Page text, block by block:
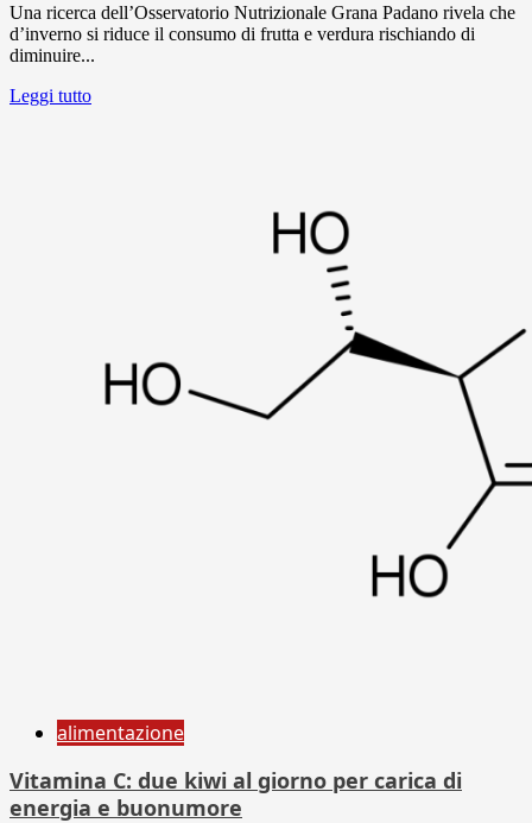
Una ricerca dell’Osservatorio Nutrizionale Grana Padano rivela che
d’inverno si riduce il consumo di frutta e verdura rischiando di
diminuire...
Leggi tutto
alimentazione
Vitamina C: due kiwi al giorno per carica di
energia e buonumore